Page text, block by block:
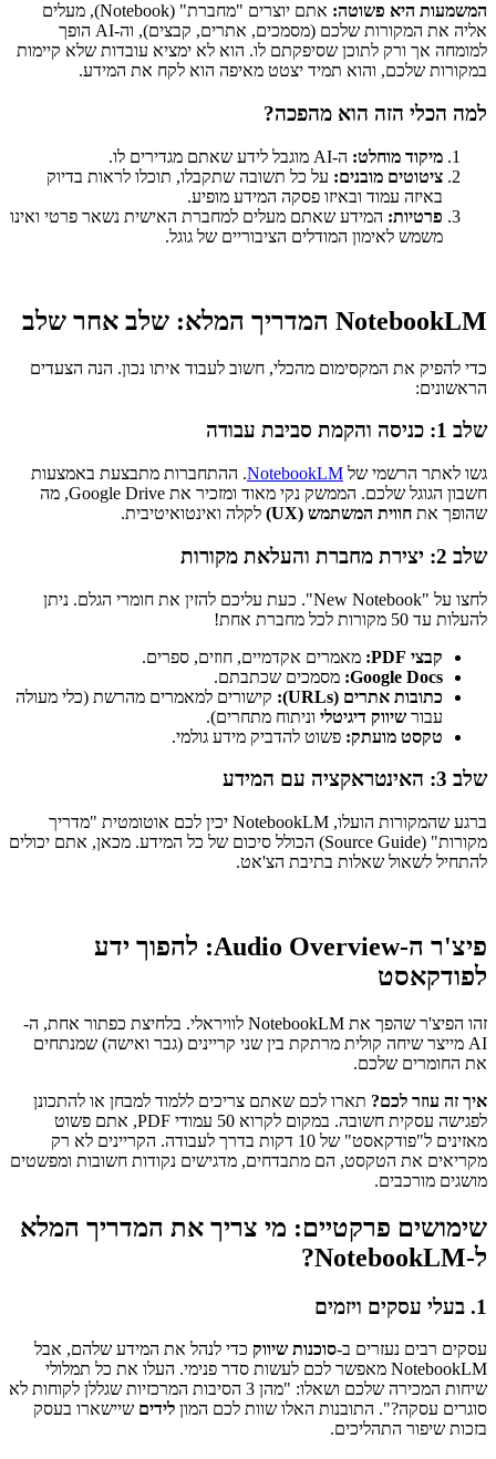
המשמעות היא פשוטה:
אתם יוצרים "מחברת" (Notebook), מעלים
אליה את המקורות שלכם (מסמכים, אתרים, קבצים), וה-AI הופך
למומחה אך ורק לתוכן שסיפקתם לו. הוא לא ימציא עובדות שלא קיימות
במקורות שלכם, והוא תמיד יצטט מאיפה הוא לקח את המידע.
למה הכלי הזה הוא מהפכה?
מיקוד מוחלט: ה-AI מוגבל לידע שאתם מגדירים לו.
ציטוטים מובנים: על כל תשובה שתקבלו, תוכלו לראות בדיוק
באיזה עמוד ובאיזו פסקה המידע מופיע.
פרטיות: המידע שאתם מעלים למחברת האישית נשאר פרטי ואינו
משמש לאימון המודלים הציבוריים של גוגל.
NotebookLM המדריך המלא: שלב אחר שלב
כדי להפיק את המקסימום מהכלי, חשוב לעבוד איתו נכון. הנה הצעדים
הראשונים:
שלב 1: כניסה והקמת סביבת עבודה
גשו לאתר הרשמי של NotebookLM. ההתחברות מתבצעת באמצעות
חשבון הגוגל שלכם. הממשק נקי מאוד ומזכיר את Google Drive, מה
שהופך את חווית המשתמש (UX) לקלה ואינטואיטיבית.
שלב 2: יצירת מחברת והעלאת מקורות
לחצו על "New Notebook". כעת עליכם להזין את חומרי הגלם. ניתן
להעלות עד 50 מקורות לכל מחברת אחת!
קבצי PDF:
מאמרים אקדמיים, חוזים, ספרים.
Google Docs: מסמכים שכתבתם.
כתובות אתרים (URLs):
קישורים למאמרים מהרשת (כלי מעולה
עבור שיווק דיגיטלי וניתוח מתחרים).
טקסט מועתק: פשוט להדביק מידע גולמי.
שלב 3: האינטראקציה עם המידע
ברגע שהמקורות הועלו, NotebookLM יכין לכם אוטומטית "מדריך
מקורות" (Source Guide) הכולל סיכום של כל המידע. מכאן, אתם יכולים
להתחיל לשאול שאלות בתיבת הצ'אט.
פיצ'ר ה-Audio Overview: להפוך ידע
לפודקאסט
זהו הפיצ'ר שהפך את NotebookLM לוויראלי. בלחיצת כפתור אחת, ה-
AI מייצר שיחה קולית מרתקת בין שני קריינים (גבר ואישה) שמנתחים
את החומרים שלכם.
איך זה עוזר לכם? תארו לכם שאתם צריכים ללמוד למבחן או להתכונן
לפגישה עסקית חשובה. במקום לקרוא 50 עמודי PDF, אתם פשוט
מאזינים ל"פודקאסט" של 10 דקות בדרך לעבודה. הקריינים לא רק
מקריאים את הטקסט, הם מתבדחים, מדגישים נקודות חשובות ומפשטים
מושגים מורכבים.
שימושים פרקטיים: מי צריך את המדריך המלא
ל-NotebookLM?
1. בעלי עסקים ויזמים
עסקים רבים נעזרים ב-סוכנות שיווק כדי לנהל את המידע שלהם, אבל
NotebookLM מאפשר לכם לעשות סדר פנימי. העלו את כל תמלולי
שיחות המכירה שלכם ושאלו: "מהן 3 הסיבות המרכזיות שגללן לקוחות לא
סוגרים עסקה?". התובנות האלו שוות לכם המון לידים שיישארו בעסק
בזכות שיפור התהליכים.